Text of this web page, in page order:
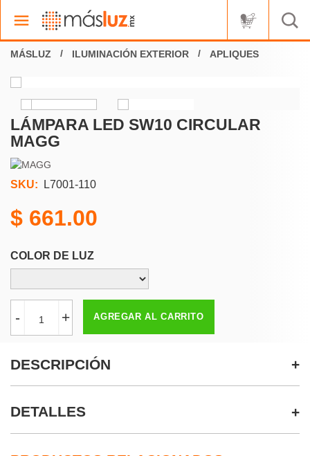
ILUMINACIÓN EXTERIOR APLIQUES
LÁMPARA LED SW10 CIRCULAR
MAGG
SKU: L7001-110
661.00
COLOR DE LUZ
- + AGREGAR AL CARRITO
DESCRIPCIÓN
DETALLES